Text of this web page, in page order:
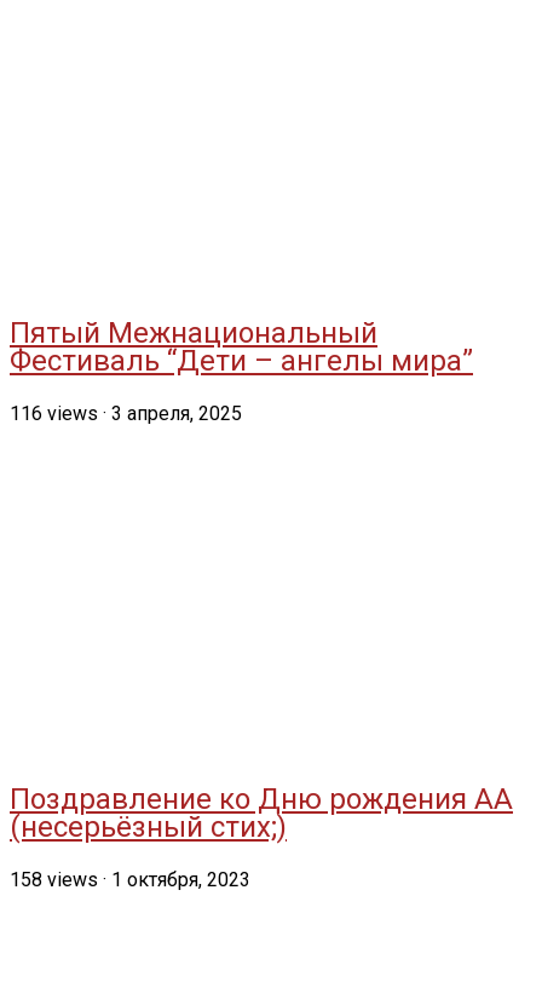
Пятый Межнациональный
Фестиваль “Дети – ангелы мира”
116 views · 3 апреля, 2025
Поздравление ко Дню рождения АА
(несерьёзный стих;)
158 views · 1 октября, 2023